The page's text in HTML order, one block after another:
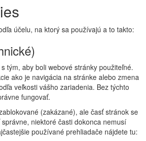
účelu, na ktorý sa používajú a to takto:
tým, aby boli webové stránky použiteľné.
ako je navigácia na stránke alebo zmena
veľkosti vášho zariadenia. Bez týchto
fungovať.
(zakázané), ale časť stránok se
niektoré časti dokonca nemusí
používané prehliadače nájdete tu: